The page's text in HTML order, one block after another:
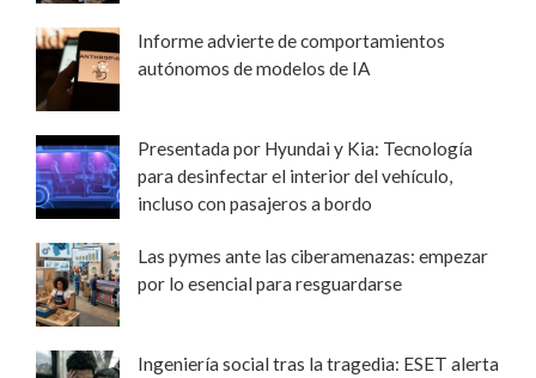
Informe advierte de comportamientos
autónomos de modelos de IA
Presentada por Hyundai y Kia: Tecnología
para desinfectar el interior del vehículo,
incluso con pasajeros a bordo
Las pymes ante las ciberamenazas: empezar
por lo esencial para resguardarse
Ingeniería social tras la tragedia: ESET alerta